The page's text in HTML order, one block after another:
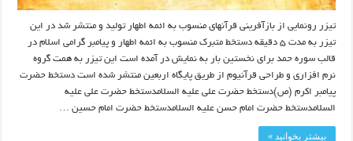
تیزر رونمایی از بازآفرینی قرآنهای منسوب به ائمه اطهار تولید و منتشر شد در این
تیزر به مدت ۵ دقیقه دستخط متبرک منسوب به ائمه اطهار و پیامبر گرامی اسلام در
قالب سوره حمد برای نخستین بار به نمایش در آمده است این تیزر به همت گروه
نرم افزاری و طراحی قرآنیوم از طریق پایگاه اربعین منتشر شده است دستخط حضرت
پیامبر اکرم (ص)دستخط حضرت علی علیه السلامدستخط حضرت علی علیه
السلامدستخط حضرت امام حسن علیه السلامدستخط حضرت امام حسین …
بیشتر بخوانید »